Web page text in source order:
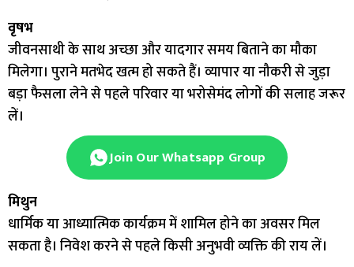
वृषभ
जीवनसाथी के साथ अच्छा और यादगार समय बिताने का मौका
मिलेगा। पुराने मतभेद खत्म हो सकते हैं। व्यापार या नौकरी से जुड़ा
बड़ा फैसला लेने से पहले परिवार या भरोसेमंद लोगों की सलाह जरूर
लें।
Join Our Whatsapp Group
मिथुन
धार्मिक या आध्यात्मिक कार्यक्रम में शामिल होने का अवसर मिल
सकता है। निवेश करने से पहले किसी अनुभवी व्यक्ति की राय लें।